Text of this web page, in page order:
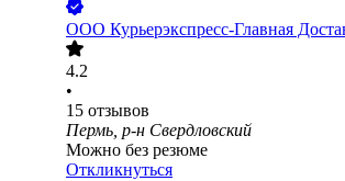
ООО Курьерэкспресс-Главная
4.2
•
15 отзывов
Пермь, р-н Свердловский
Можно без резюме
Откликнуться